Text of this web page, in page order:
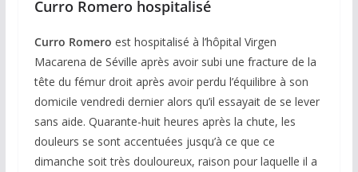
Curro Romero hospitalisé
Curro Romero est hospitalisé à l’hôpital Virgen
Macarena de Séville après avoir subi une fracture de la
tête du fémur droit après avoir perdu l’équilibre à son
domicile vendredi dernier alors qu’il essayait de se lever
sans aide. Quarante-huit heures après la chute, les
douleurs se sont accentuées jusqu’à ce que ce
dimanche soit très douloureux, raison pour laquelle il a